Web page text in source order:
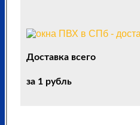
Доставка всего
за 1 рубль